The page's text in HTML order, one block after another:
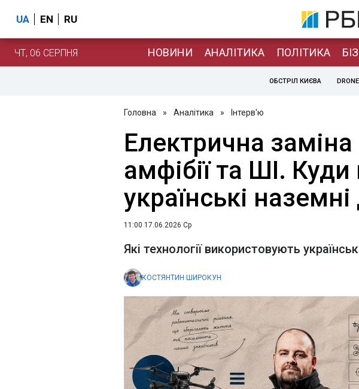
UA EN RU
ЧТ, 06 СЕРПНЯ НОВИНИ АНАЛІТИКА ПОЛІТИКА
ОБСТРІЛ КИЄВА
Головна » Аналітика » Інтерв'ю
Електрична
амфібії та ШІ. Куди
українські
11:00 17.06.2026 Ср
Які технології використовують
КОСТЯНТИН ШИРОКУН